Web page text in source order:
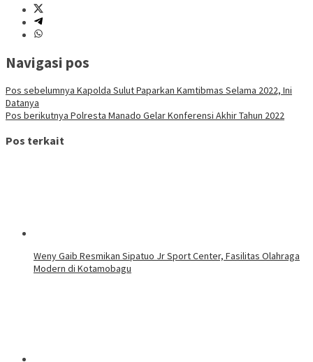
Navigasi pos
Pos sebelumnya Kapolda Sulut Paparkan Kamtibmas Selama 2022, Ini
Datanya
Pos berikutnya Polresta Manado Gelar Konferensi Akhir Tahun 2022
Pos terkait
Weny Gaib Resmikan Sipatuo Jr Sport Center, Fasilitas Olahraga
Modern di Kotamobagu